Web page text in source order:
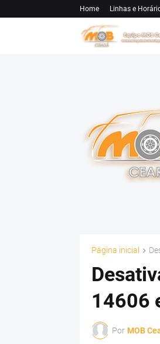
Home Linhas e
Página inicial
14606
Por MOB